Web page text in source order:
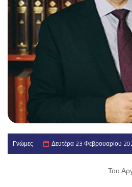
Γνώμες Δευτέρα 23 Φεβρουαρίου
Του